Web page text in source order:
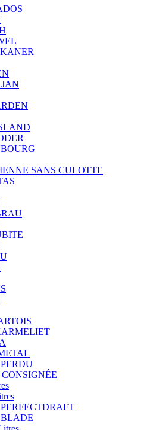
SANS CULOTTE